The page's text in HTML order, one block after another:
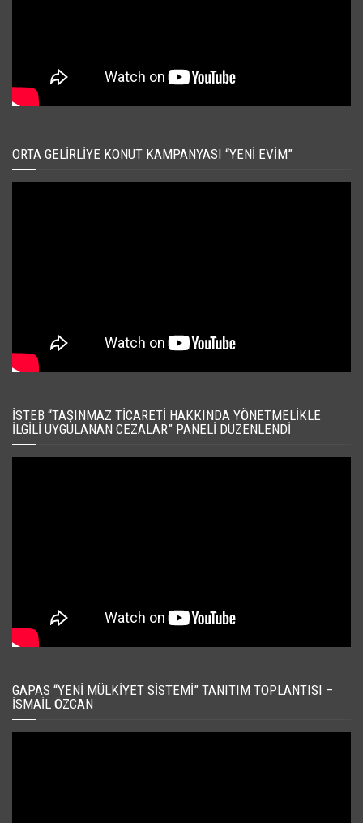
ORTA GELIRLIYE KONUT KAMPANYASI “YENI EVIM”
İSTEB “TAŞINMAZ TICARETI HAKKINDA YÖNETMELIKLE
İLGILI UYGULANAN CEZALAR” PANELI DÜZENLENDI
GAPAS “YENI MÜLKIYET SISTEMI” TANITIM TOPLANTISI –
İSMAIL ÖZCAN